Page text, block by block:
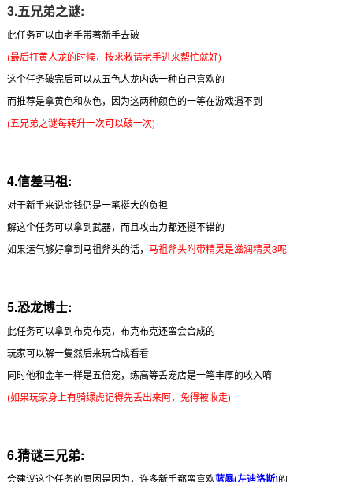
3.五兄弟之谜:
此任务可以由老手带著新手去破
(最后打黄人龙的时候，按求救请老手进来帮忙就好)
这个任务破完后可以从五色人龙内选一种自己喜欢的
而推荐是拿黄色和灰色，因为这两种颜色的一等在游戏遇不到
(五兄弟之谜每转升一次可以破一次)
4.信差马祖:
对于新手来说金钱仍是一笔挺大的负担
解这个任务可以拿到武器，而且攻击力都还挺不错的
如果运气够好拿到马祖斧头的话， 马祖斧头附带精灵是滋润精灵3呢
5.恐龙博士:
此任务可以拿到布克布克，布克布克还蛮会合成的
玩家可以解一隻然后来玩合成看看
同时他和金羊一样是五倍宠，练高等丢宠店是一笔丰厚的收入唷
(如果玩家身上有骑绿虎记得先丢出来阿，免得被收走)
6.猜谜三兄弟:
会建议这个任务的原因是因为，许多新手都蛮喜欢蓝暴(左迪洛斯)的